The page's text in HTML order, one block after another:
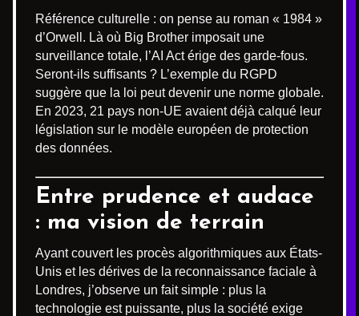
Référence culturelle : on pense au roman « 1984 »
d’Orwell. Là où Big Brother imposait une
surveillance totale, l’AI Act érige des garde-fous.
Seront-ils suffisants ? L’exemple du RGPD
suggère que la loi peut devenir une norme globale.
En 2023, 21 pays non-UE avaient déjà calqué leur
législation sur le modèle européen de protection
des données.
Entre prudence et audace
: ma vision de terrain
Ayant couvert les procès algorithmiques aux États-
Unis et les dérives de la reconnaissance faciale à
Londres, j’observe un fait simple : plus la
technologie est puissante, plus la société exige